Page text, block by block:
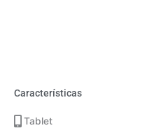
Características
Tablet